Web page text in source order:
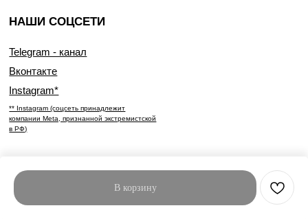
В корзину
НАШИ СОЦСЕТИ
Telegram - канал
Вконтакте
Instagram*
** Instagram (соцсеть принадлежит
компании Meta, признанной экстремистской
в РФ)